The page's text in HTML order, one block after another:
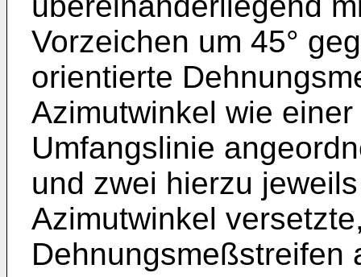
Vorzeichen um 45°
orientierte
Azimutwinkel wie
Umfangslinie
und zwei hierzu
Azimutwinkel
Dehnungsmeßstreifen